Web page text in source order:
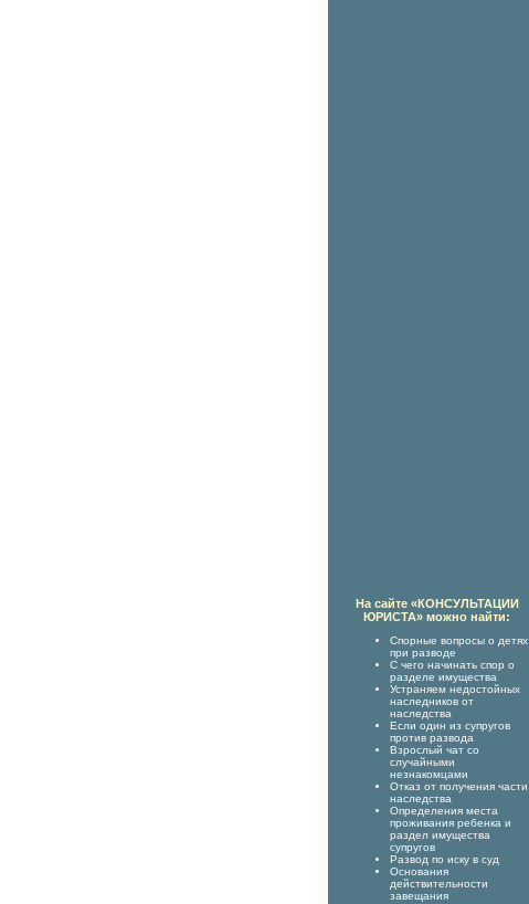
На сайте «КОНСУЛЬТАЦИИ
ЮРИСТА» можно найти:
Спорные вопросы о детях
при разводе
С чего начинать спор о
разделе имущества
Устраняем недостойных
наследников от
наследства
Если один из супругов
против развода
Взрослый чат со
случайными
незнакомцами
Отказ от получения части
наследства
Определения места
проживания ребенка и
раздел имущества
супругов
Развод по иску в суд
Основания
действительности
завещания